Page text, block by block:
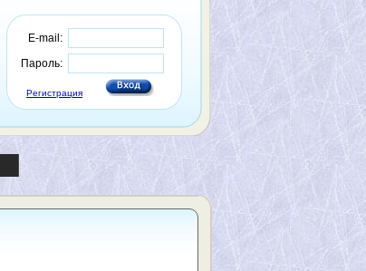
E-mail:
Пароль:
Регистрация